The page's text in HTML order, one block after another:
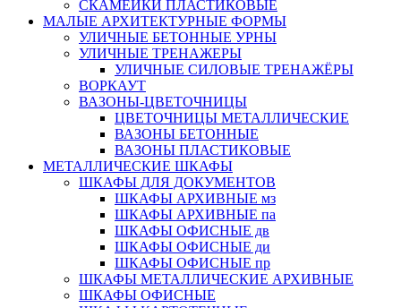
СКАМЕЙКИ ПЛАСТИКОВЫЕ
МАЛЫЕ АРХИТЕКТУРНЫЕ ФОРМЫ
УЛИЧНЫЕ БЕТОННЫЕ УРНЫ
УЛИЧНЫЕ ТРЕНАЖЕРЫ
УЛИЧНЫЕ СИЛОВЫЕ ТРЕНАЖЁРЫ
ВОРКАУТ
ВАЗОНЫ-ЦВЕТОЧНИЦЫ
ЦВЕТОЧНИЦЫ МЕТАЛЛИЧЕСКИЕ
ВАЗОНЫ БЕТОННЫЕ
ВАЗОНЫ ПЛАСТИКОВЫЕ
МЕТАЛЛИЧЕСКИЕ ШКАФЫ
ШКАФЫ ДЛЯ ДОКУМЕНТОВ
ШКАФЫ АРХИВНЫЕ мз
ШКАФЫ АРХИВНЫЕ па
ШКАФЫ ОФИСНЫЕ дв
ШКАФЫ ОФИСНЫЕ ди
ШКАФЫ ОФИСНЫЕ пр
ШКАФЫ МЕТАЛЛИЧЕСКИЕ АРХИВНЫЕ
ШКАФЫ ОФИСНЫЕ